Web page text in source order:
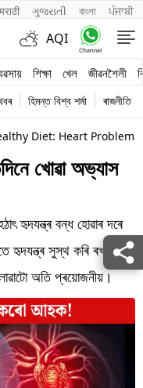
मराठी ગુજરાતી বাংলা ਪੰਜਾਬੀ
AQI
শিক্ষা খেল জীৱনশৈলী
হিমন্ত বিশ্ব শৰ্মা ৰাজনীতি
Diet: Heart Problems
খোৱা অভ্যাস
হৃদযন্ত্ৰ বন্ধ হোৱাৰ দৰে
সুস্থ কৰি ৰখাৰ
অতি প্ৰয়োজনীয়।